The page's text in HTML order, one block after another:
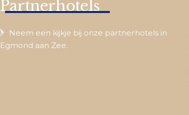
Partnerhotels
Neem een kijkje bij onze partnerhotels in
Egmond aan Zee.